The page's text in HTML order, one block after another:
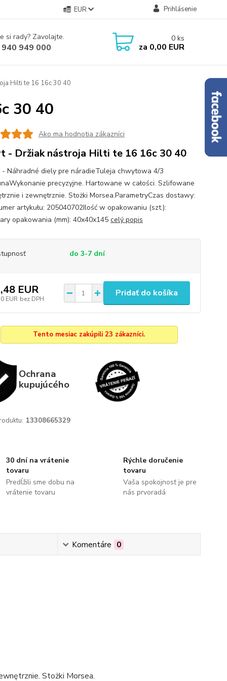
EUR Prihlásenie
si rady? Zavolajte.
949 000
0 ks
za 0,00 EUR
Hilti te 16 16c 30 40
30 40
Ako ma hodnotia zákazníci
- Držiak nástroja Hilti te 16 16c 30 40
- Náhradné diely pre náradieTuleja chwytowa 4/3
precyzyjne. Hartowane w całości. Szlifowane
i zewnętrznie. Stożki Morsea.ParametryCzas dostawy:
artykułu: 205040702Ilość w opakowaniu (szt.):
opakowania (mm): 40x40x145 celý popis
do 3-7 dní
EUR
EUR bez DPH
Pridať do košíka
Tento mesiac zakúpili 23 zákazníci.
Ochrana
kupujúcého
13308665329
30 dní na vrátenie
tovaru
Predĺžili sme dobu na
vrátenie tovaru
Rýchle doručenie
tovaru
Vaša spokojnosť je pre
nás prvoradá
Komentáre 0
Stożki Morsea.